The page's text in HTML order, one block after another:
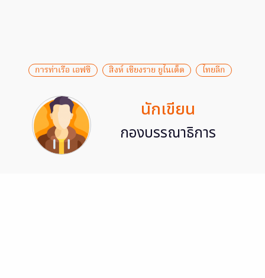
การท่าเรือ เอฟซี สิงห์ เชียงราย ยูไนเต็ด ไทยลีก
นักเขียน
กองบรรณาธิการ